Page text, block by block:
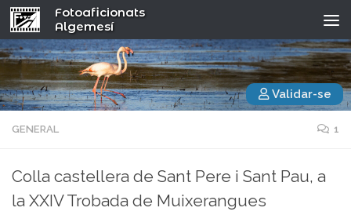
Fotoaficionats
Algemesí
Validar-se
GENERAL 1
Colla castellera de Sant Pere i Sant Pau, a
la XXIV Trobada de Muixerangues